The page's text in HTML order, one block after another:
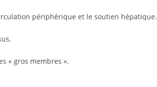
périphérique et le soutien hépatique.
« gros membres ».